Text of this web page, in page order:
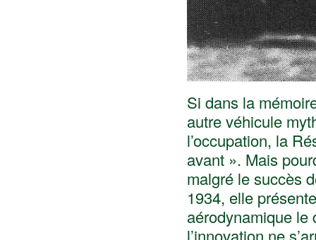
Si dans la
autre véhicule
l’occupation, la
avant ». Mais
malgré le succès
1934, elle
aérodynamique le
l’innovation ne